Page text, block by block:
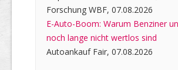
Forschung WBF, 07.08.2026
E-Auto-Boom: Warum Benziner
noch lange nicht wertlos sind
Autoankauf Fair, 07.08.2026